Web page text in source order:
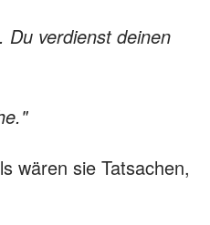
Du verdienst deinen
wären sie Tatsachen,